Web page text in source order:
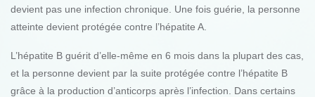
devient pas une infection chronique. Une fois guérie, la personne
atteinte devient protégée contre l’hépatite A.
L’hépatite B guérit d’elle-même en 6 mois dans la plupart des cas,
et la personne devient par la suite protégée contre l’hépatite B
grâce à la production d’anticorps après l’infection. Dans certains